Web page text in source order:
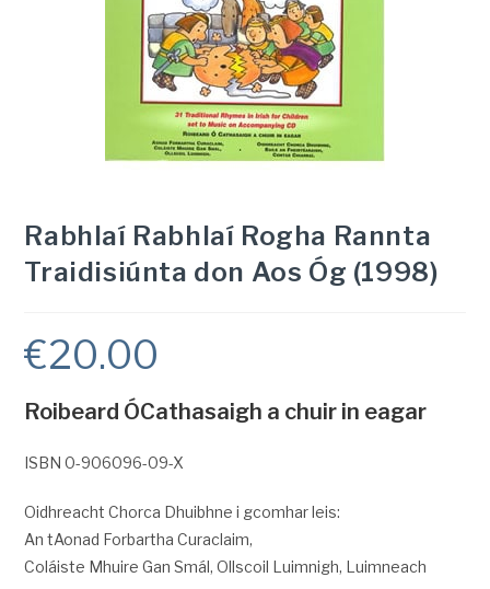
Rabhlaí Rabhlaí Rogha Rannta
Traidisiúnta don Aos Óg (1998)
€20.00
Roibeard ÓCathasaigh a chuir in eagar
ISBN 0-906096-09-X
Oidhreacht Chorca Dhuibhne i gcomhar leis:
An tAonad Forbartha Curaclaim,
Coláiste Mhuire Gan Smál, Ollscoil Luimnigh, Luimneach